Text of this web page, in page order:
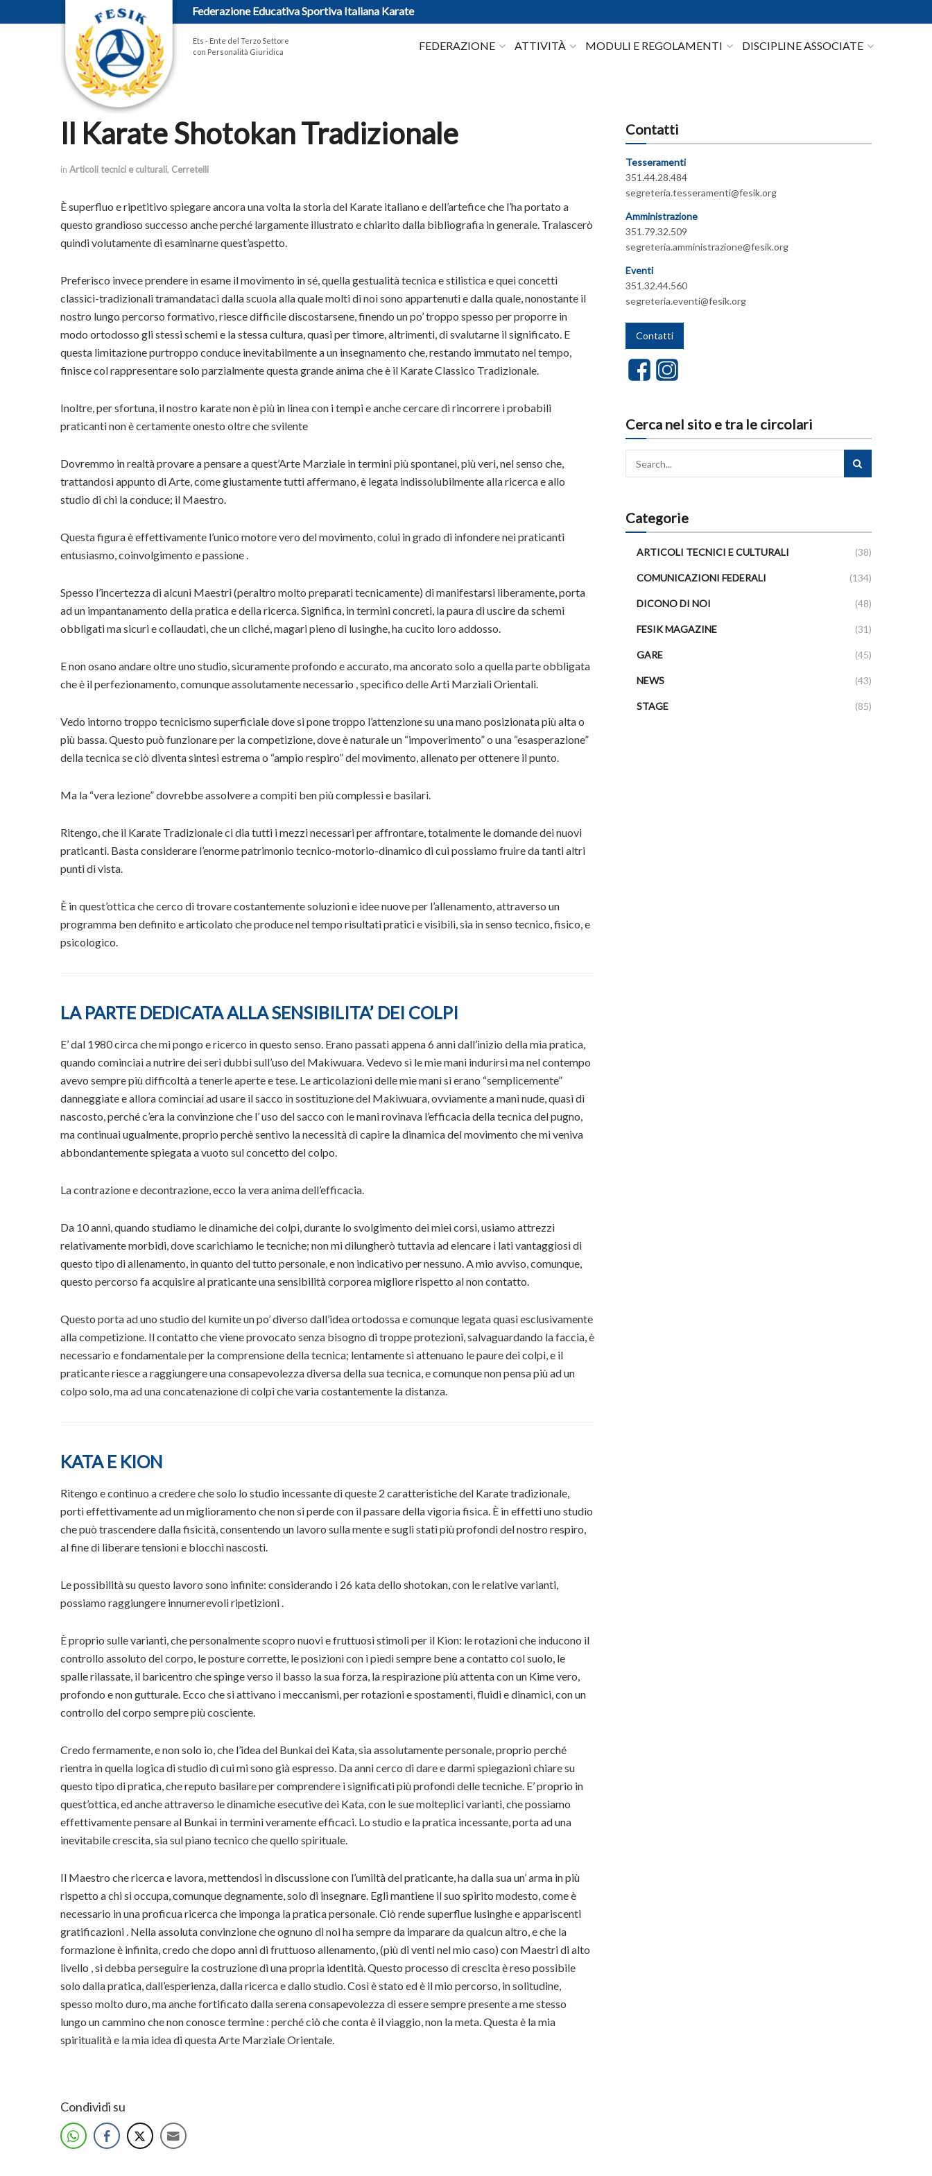
Federazione Educativa Sportiva Italiana Karate
Ets - Ente del Terzo Settore
con Personalità Giuridica
FEDERAZIONE ATTIVITÀ MODULI E REGOLAMENTI DISCIPLINE ASSOCIATE
Il Karate Shotokan Tradizionale
in Articoli tecnici e culturali, Cerretelli
È superfluo e ripetitivo spiegare ancora una volta la storia del Karate italiano e dell’artefice che l’ha portato a
questo grandioso successo anche perché largamente illustrato e chiarito dalla bibliografia in generale. Tralascerò
quindi volutamente di esaminarne quest’aspetto.
Preferisco invece prendere in esame il movimento in sé, quella gestualità tecnica e stilistica e quei concetti
classici-tradizionali tramandataci dalla scuola alla quale molti di noi sono appartenuti e dalla quale, nonostante il
nostro lungo percorso formativo, riesce difficile discostarsene, finendo un po’ troppo spesso per proporre in
modo ortodosso gli stessi schemi e la stessa cultura, quasi per timore, altrimenti, di svalutarne il significato. E
questa limitazione purtroppo conduce inevitabilmente a un insegnamento che, restando immutato nel tempo,
finisce col rappresentare solo parzialmente questa grande anima che è il Karate Classico Tradizionale.
Inoltre, per sfortuna, il nostro karate non è più in linea con i tempi e anche cercare di rincorrere i probabili
praticanti non è certamente onesto oltre che svilente
Dovremmo in realtà provare a pensare a quest’Arte Marziale in termini più spontanei, più veri, nel senso che,
trattandosi appunto di Arte, come giustamente tutti affermano, è legata indissolubilmente alla ricerca e allo
studio di chi la conduce; il Maestro.
Questa figura è effettivamente l’unico motore vero del movimento, colui in grado di infondere nei praticanti
entusiasmo, coinvolgimento e passione .
Spesso l’incertezza di alcuni Maestri (peraltro molto preparati tecnicamente) di manifestarsi liberamente, porta
ad un impantanamento della pratica e della ricerca. Significa, in termini concreti, la paura di uscire da schemi
obbligati ma sicuri e collaudati, che un cliché, magari pieno di lusinghe, ha cucito loro addosso.
E non osano andare oltre uno studio, sicuramente profondo e accurato, ma ancorato solo a quella parte obbligata
che è il perfezionamento, comunque assolutamente necessario , specifico delle Arti Marziali Orientali.
Vedo intorno troppo tecnicismo superficiale dove si pone troppo l’attenzione su una mano posizionata più alta o
più bassa. Questo può funzionare per la competizione, dove è naturale un “impoverimento” o una “esasperazione”
della tecnica se ciò diventa sintesi estrema o “ampio respiro” del movimento, allenato per ottenere il punto.
Ma la “vera lezione” dovrebbe assolvere a compiti ben più complessi e basilari.
Ritengo, che il Karate Tradizionale ci dia tutti i mezzi necessari per affrontare, totalmente le domande dei nuovi
praticanti. Basta considerare l’enorme patrimonio tecnico-motorio-dinamico di cui possiamo fruire da tanti altri
punti di vista.
È in quest’ottica che cerco di trovare costantemente soluzioni e idee nuove per l’allenamento, attraverso un
programma ben definito e articolato che produce nel tempo risultati pratici e visibili, sia in senso tecnico, fisico, e
psicologico.
LA PARTE DEDICATA ALLA SENSIBILITA’ DEI COLPI
E’ dal 1980 circa che mi pongo e ricerco in questo senso. Erano passati appena 6 anni dall’inizio della mia pratica,
quando cominciai a nutrire dei seri dubbi sull’uso del Makiwuara. Vedevo sì le mie mani indurirsi ma nel contempo
avevo sempre più difficoltà a tenerle aperte e tese. Le articolazioni delle mie mani si erano “semplicemente”
danneggiate e allora cominciai ad usare il sacco in sostituzione del Makiwuara, ovviamente a mani nude, quasi di
nascosto, perché c’era la convinzione che l’ uso del sacco con le mani rovinava l’efficacia della tecnica del pugno,
ma continuai ugualmente, proprio perchè sentivo la necessità di capire la dinamica del movimento che mi veniva
abbondantemente spiegata a vuoto sul concetto del colpo.
La contrazione e decontrazione, ecco la vera anima dell’efficacia.
Da 10 anni, quando studiamo le dinamiche dei colpi, durante lo svolgimento dei miei corsi, usiamo attrezzi
relativamente morbidi, dove scarichiamo le tecniche; non mi dilungherò tuttavia ad elencare i lati vantaggiosi di
questo tipo di allenamento, in quanto del tutto personale, e non indicativo per nessuno. A mio avviso, comunque,
questo percorso fa acquisire al praticante una sensibilità corporea migliore rispetto al non contatto.
Questo porta ad uno studio del kumite un po’ diverso dall’idea ortodossa e comunque legata quasi esclusivamente
alla competizione. Il contatto che viene provocato senza bisogno di troppe protezioni, salvaguardando la faccia, è
necessario e fondamentale per la comprensione della tecnica; lentamente si attenuano le paure dei colpi, e il
praticante riesce a raggiungere una consapevolezza diversa della sua tecnica, e comunque non pensa più ad un
colpo solo, ma ad una concatenazione di colpi che varia costantemente la distanza.
KATA E KION
Ritengo e continuo a credere che solo lo studio incessante di queste 2 caratteristiche del Karate tradizionale,
porti effettivamente ad un miglioramento che non si perde con il passare della vigoria fisica. È in effetti uno studio
che può trascendere dalla fisicità, consentendo un lavoro sulla mente e sugli stati più profondi del nostro respiro,
al fine di liberare tensioni e blocchi nascosti.
Le possibilità su questo lavoro sono infinite: considerando i 26 kata dello shotokan, con le relative varianti,
possiamo raggiungere innumerevoli ripetizioni .
È proprio sulle varianti, che personalmente scopro nuovi e fruttuosi stimoli per il Kion: le rotazioni che inducono il
controllo assoluto del corpo, le posture corrette, le posizioni con i piedi sempre bene a contatto col suolo, le
spalle rilassate, il baricentro che spinge verso il basso la sua forza, la respirazione più attenta con un Kime vero,
profondo e non gutturale. Ecco che si attivano i meccanismi, per rotazioni e spostamenti, fluidi e dinamici, con un
controllo del corpo sempre più cosciente.
Credo fermamente, e non solo io, che l’idea del Bunkai dei Kata, sia assolutamente personale, proprio perché
rientra in quella logica di studio di cui mi sono già espresso. Da anni cerco di dare e darmi spiegazioni chiare su
questo tipo di pratica, che reputo basilare per comprendere i significati più profondi delle tecniche. E’ proprio in
quest’ottica, ed anche attraverso le dinamiche esecutive dei Kata, con le sue molteplici varianti, che possiamo
effettivamente pensare al Bunkai in termini veramente efficaci. Lo studio e la pratica incessante, porta ad una
inevitabile crescita, sia sul piano tecnico che quello spirituale.
Il Maestro che ricerca e lavora, mettendosi in discussione con l’umiltà del praticante, ha dalla sua un’ arma in più
rispetto a chi si occupa, comunque degnamente, solo di insegnare. Egli mantiene il suo spirito modesto, come è
necessario in una proficua ricerca che imponga la pratica personale. Ciò rende superflue lusinghe e appariscenti
gratificazioni . Nella assoluta convinzione che ognuno di noi ha sempre da imparare da qualcun altro, e che la
formazione è infinita, credo che dopo anni di fruttuoso allenamento, (più di venti nel mio caso) con Maestri di alto
livello , si debba perseguire la costruzione di una propria identità. Questo processo di crescita è reso possibile
solo dalla pratica, dall’esperienza, dalla ricerca e dallo studio. Così è stato ed è il mio percorso, in solitudine,
spesso molto duro, ma anche fortificato dalla serena consapevolezza di essere sempre presente a me stesso
lungo un cammino che non conosce termine : perché ciò che conta è il viaggio, non la meta. Questa è la mia
spiritualità e la mia idea di questa Arte Marziale Orientale.
Condividi su
Contatti
Tesseramenti
351.44.28.484
segreteria.tesseramenti@fesik.org
Amministrazione
351.79.32.509
segreteria.amministrazione@fesik.org
Eventi
351.32.44.560
segreteria.eventi@fesik.org
Contatti
Cerca nel sito e tra le circolari
Categorie
ARTICOLI TECNICI E CULTURALI (38)
COMUNICAZIONI FEDERALI (134)
DICONO DI NOI (48)
FESIK MAGAZINE (31)
GARE (45)
NEWS (43)
STAGE (85)